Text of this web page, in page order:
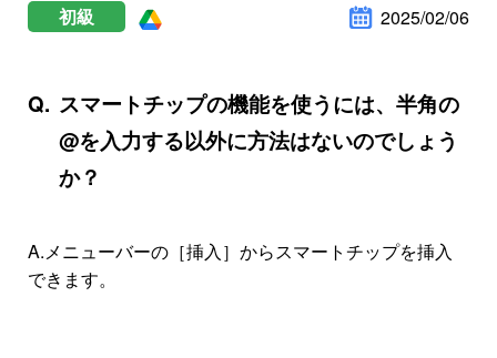
初級 2025/02/06
スマートチップの機能を使うには、半角の
@を入力する以外に方法はないのでしょう
か？
A.メニューバーの［挿入］からスマートチップを挿入
できます。